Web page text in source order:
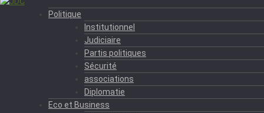
Politique
Institutionnel
Judiciaire
Partis politiques
Sécurité
associations
Diplomatie
Eco et Business